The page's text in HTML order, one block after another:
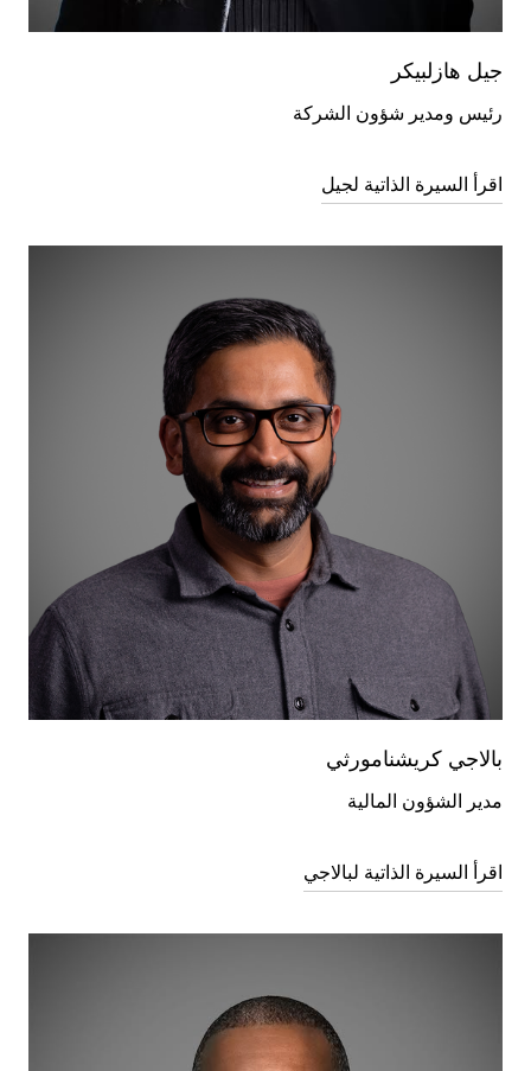
جيل هازلبيكر
رئيس ومدير شؤون الشركة
اقرأ السيرة الذاتية لجيل
بالاجي كريشنامورثي
مدير الشؤون المالية
اقرأ السيرة الذاتية لبالاجي